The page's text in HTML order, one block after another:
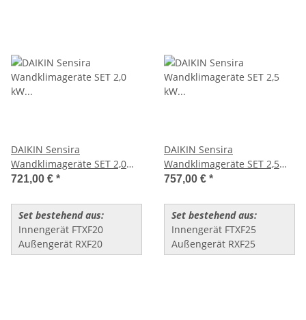
DAIKIN Sensira
Wandklimageräte SET 2,0
kW (FTXF20+RXF20)
721,00 € *
Set bestehend aus:
Innengerät FTXF20
Außengerät RXF20
DAIKIN Sensira
Wandklimageräte SET 2,5
kW (FTXF25+RXF25)
757,00 € *
Set bestehend aus:
Innengerät FTXF25
Außengerät RXF25